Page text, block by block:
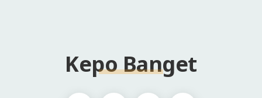
Kepo Banget